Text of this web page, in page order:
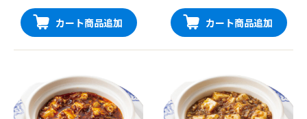
カート商品追加 カート商品追加